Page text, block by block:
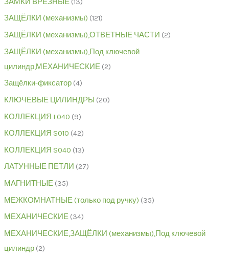
ЗАЩЁЛКИ (механизмы) 121
ЗАЩЁЛКИ (механизмы),ОТВЕТНЫЕ ЧАСТИ 2
ЗАЩЁЛКИ (механизмы),Под ключевой
цилиндр,МЕХАНИЧЕСКИЕ 2
Защёлки-фиксатор 4
КЛЮЧЕВЫЕ ЦИЛИНДРЫ
20
КОЛЛЕКЦИЯ L040 9
КОЛЛЕКЦИЯ S010 42
КОЛЛЕКЦИЯ S040 13
ЛАТУННЫЕ ПЕТЛИ 27
МАГНИТНЫЕ 35
МЕЖКОМНАТНЫЕ (только под ручку) 35
МЕХАНИЧЕСКИЕ 34
МЕХАНИЧЕСКИЕ,ЗАЩЁЛКИ (механизмы),Под ключевой
цилиндр 2